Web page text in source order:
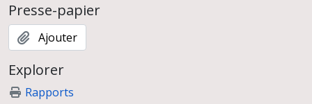
Presse-papier
Ajouter
Explorer
Rapports